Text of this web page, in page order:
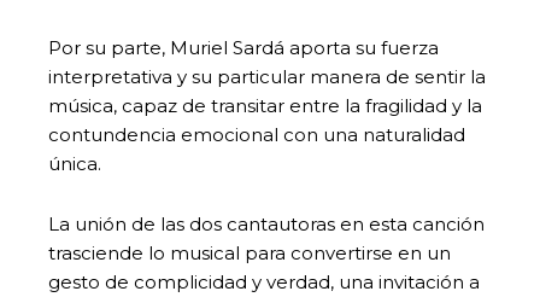
Por su parte, Muriel Sardá aporta su fuerza
interpretativa y su particular manera de sentir la
música, capaz de transitar entre la fragilidad y la
contundencia emocional con una naturalidad
única.
La unión de las dos cantautoras en esta canción
trasciende lo musical para convertirse en un
gesto de complicidad y verdad, una invitación a